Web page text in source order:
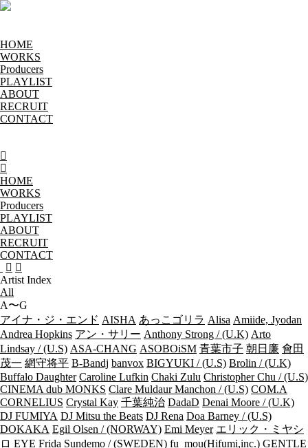
HOME
WORKS
Producers
PLAYLIST
ABOUT
RECRUIT
CONTACT
HOME
WORKS
Producers
PLAYLIST
ABOUT
RECRUIT
CONTACT
Artist Index
All
A〜G
アイナ・ジ・エンド AISHA あっこゴリラ Alisa Amiide, Jyodan
Andrea Hopkins アン・サリー Anthony Strong / (U.K) Arto
Lindsay / (U.S) ASA-CHANG ASOBOiSM 青葉市子 朝日廉 會田
茂一 網守将平 B-Bandj banvox BIGYUKI / (U.S) Brolin / (U.K)
Buffalo Daughter Caroline Lufkin Chaki Zulu Christopher Chu / (U.S)
CINEMA dub MONKS Clare Muldaur Manchon / (U.S) COM.A
CORNELIUS Crystal Kay 千葉純治 DadaD Denai Moore / (U.K)
DJ FUMIYA DJ Mitsu the Beats DJ Rena Doa Barney / (U.S)
DOKAKA Egil Olsen / (NORWAY) Emi Meyer エリック・ミヤシ
ロ EYE Frida Sundemo / (SWEDEN) fu_mou(Hifumi,inc.) GENTLE